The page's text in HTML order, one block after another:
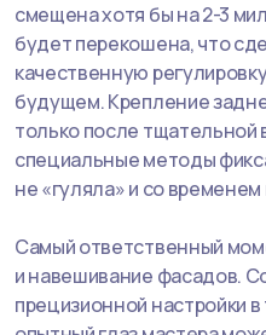
смещена хотя бы на 2-3
будет перекошена, что
качественную
будущем. Крепление
только после тщательной
специальные методы
не «гуляла» и со
Самый ответственный
и навешивание фасадов.
прецизионной настройки